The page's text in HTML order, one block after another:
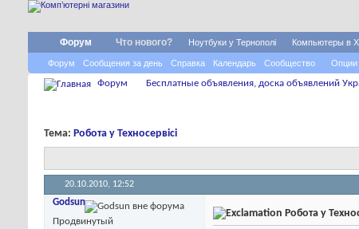
Форум
Форум Сообщения за день Справка Календарь Сообщество
Что нового? Ноутбуки у Тернополі Компьютеры в
Форум Бесплатные объявления, доска объявлений
Тема: Робота у Техносервісі
20.10.2010, 12:52
Godsun
Продвинутый
Робота у